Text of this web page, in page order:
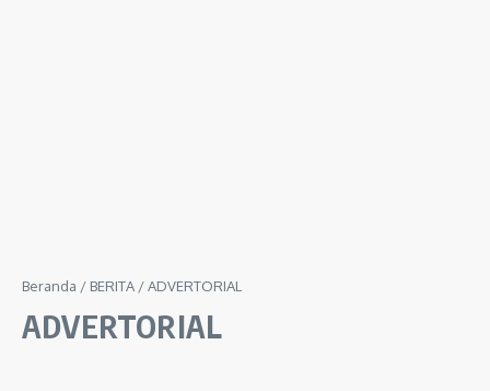
Beranda / BERITA /ADVERTORIAL
ADVERTORIAL